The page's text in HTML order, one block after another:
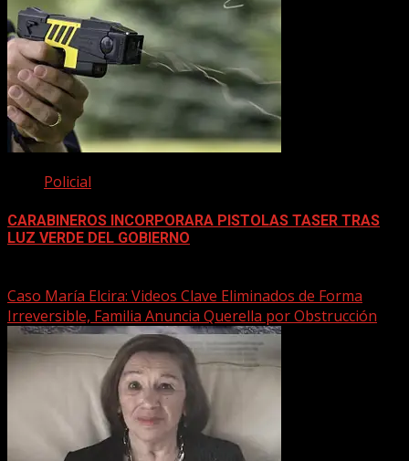
Policial
CARABINEROS INCORPORARA PISTOLAS TASER TRAS
LUZ VERDE DEL GOBIERNO
Caso María Elcira: Videos Clave Eliminados de Forma
Irreversible, Familia Anuncia Querella por Obstrucción